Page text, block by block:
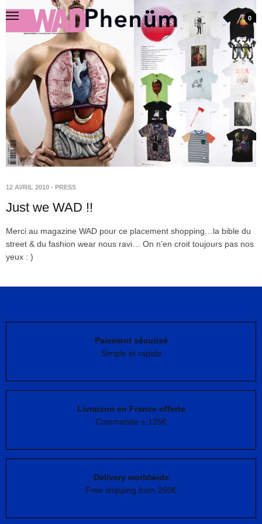
0
12 AVRIL 2010 - PRESS
Just we WAD !!
Merci au magazine WAD pour ce placement shopping…la bible du
street & du fashion wear nous ravi… On n’en croit toujours pas nos
yeux : )
Paiement sécurisé
Simple et rapide
Livraison en France offerte
Commande ≥ 125€
Delivery worldwide
Free shipping from 250€